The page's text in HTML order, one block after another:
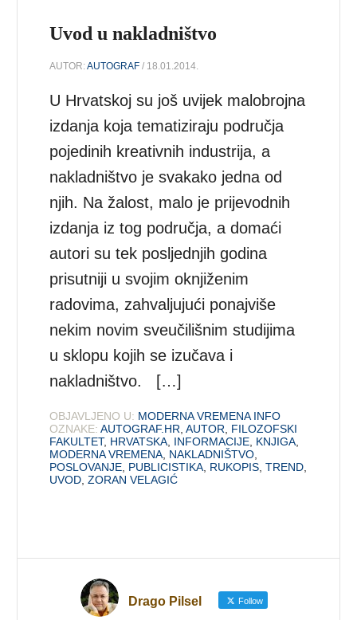
Uvod u nakladništvo
AUTOR:AUTOGRAF / 18.01.2014.
U Hrvatskoj su još uvijek malobrojna
izdanja koja tematiziraju područja
pojedinih kreativnih industrija, a
nakladništvo je svakako jedna od
njih. Na žalost, malo je prijevodnih
izdanja iz tog područja, a domaći
autori su tek posljednjih godina
prisutniji u svojim oknjiženim
radovima, zahvaljujući ponajviše
nekim novim sveučilišnim studijima
u sklopu kojih se izučava i
nakladništvo. […]
OBJAVLJENO U: MODERNA VREMENA INFO
OZNAKE: AUTOGRAF.HR ,AUTOR
FILOZOFSKI
FAKULTET, HRVATSKA INFORMACIJE KNJIGA
MODERNA VREMENA NAKLADNIŠTVO
POSLOVANJE PUBLICISTIKA RUKOPIS ,TREND
UVOD ,ZORAN VELAGIĆ
Drago Pilsel Follow